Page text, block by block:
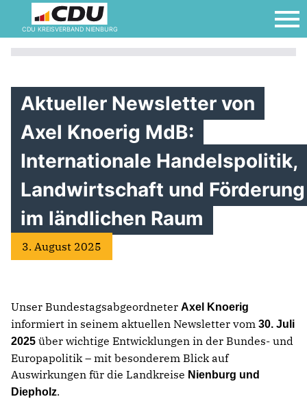
CDU KREISVERBAND NIENBURG
Aktueller Newsletter von
Axel Knoerig MdB:
Internationale Handelspolitik,
Landwirtschaft und Förderung
im ländlichen Raum
3. August 2025
Unser Bundestagsabgeordneter Axel Knoerig
informiert in seinem aktuellen Newsletter vom 30. Juli
2025 über wichtige Entwicklungen in der Bundes- und
Europapolitik – mit besonderem Blick auf
Auswirkungen für die Landkreise Nienburg und
Diepholz.